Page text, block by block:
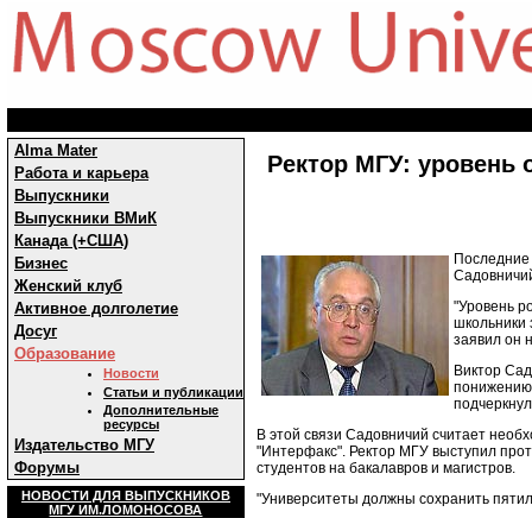
Alma Mater
Работа и карьера
Выпускники
Выпускники ВМиК
Канада (+США)
Бизнес
Женский клуб
Активное долголетие
Досуг
Образование
Новости
Статьи и публикации
Дополнительные
ресурсы
Издательство МГУ
Форумы
НОВОСТИ ДЛЯ ВЫПУСКНИКОВ
МГУ ИМ.ЛОМОНОСОВА
Ректор МГУ: уровень
Последние
"Уровень
школьники
заявил он
Виктор
В этой связи Садовничий считает
"Интерфакс". Ректор МГУ выступил
студентов на бакалавров и магистров.
"Университеты должны сохранить